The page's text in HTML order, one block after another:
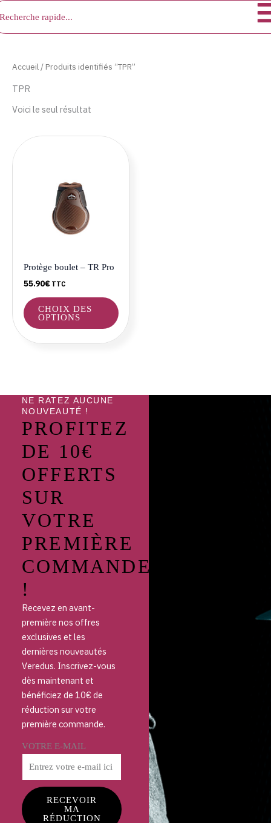
au
contenu
Accueil / Produits identifiés “TPR”
TPR
Voici le seul résultat
Protège boulet – TR Pro
55.90€ TTC
CHOIX DES
OPTIONS
Ce
produit
page
du
NE RATEZ AUCUNE
NOUVEAUTÉ !
PROFITEZ
DE 10€
OFFERTS
SUR
VOTRE
PREMIÈRE
COMMANDE
!
Recevez en avant-
première nos offres
exclusives et les
dernières nouveautés
Veredus. Inscrivez-vous
dès maintenant et
bénéficiez de 10€ de
réduction sur votre
première commande.
VOTRE E-MAIL
RECEVOIR
MA
RÉDUCTION